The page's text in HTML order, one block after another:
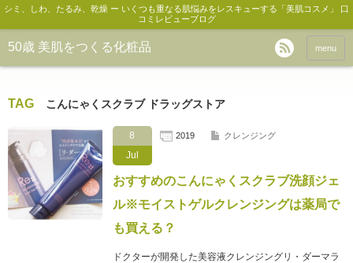
シミ、しわ、たるみ、乾燥 ー いくつも重なる肌悩みをレスキューする「美肌コスメ」 口
コミレビューブログ
50歳 美肌をつくる化粧品 menu
TAG こんにゃくスクラブ ドラッグストア
8
Jul
2019 クレンジング
おすすめのこんにゃくスクラブ洗顔ジェ
ル※モイストゲルクレンジングは薬局で
も買える？
ドクターが開発した美容液クレンジングリ・ダーマラ